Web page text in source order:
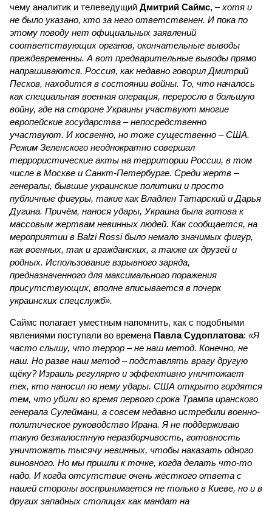
чему аналитик и телеведущий Дмитрий Саймс, –хотя и
не было указано, кто за него ответственен. И пока по
этому поводу нет официальных заявлений
соответствующих органов, окончательные выводы
преждевременны. А вот предварительные выводы прямо
напрашиваются. Россия, как недавно говорил Дмитрий
Песков, находится в состоянии войны. То, что началось
как специальная военная операция, переросло в большую
войну, где на стороне Украины участвуют многие
европейские государства – непосредственно
участвуют. И косвенно, но тоже существенно – США.
Режим Зеленского неоднократно совершал
террористические акты на территории России, в том
числе в Москве и Санкт-Петербурге. Среди жертв –
генералы, бывшие украинские политики и просто
публичные фигуры, такие как Владлен Татарский и Дарья
Дугина. Причём, нанося удары, Украина была готова к
массовым жертвам невинных людей. Как сообщается, на
мероприятии в Balzi Rossi было немало значимых фигур,
как военных, так и гражданских, а также их друзей и
родных. Использование взрывного заряда,
предназначенного для максимального поражения
присутствующих, вполне вписывается в почерк
украинских спецслужб».
Саймс полагает уместным напомнить, как с подобными
явлениями поступали во времена Павла Судоплатова: «Я
часто слышу, что террор – не наш метод. Конечно, не
наш. Но разве наш метод – подставлять врагу другую
щёку? Израиль регулярно и эффективно уничтожает
тех, кто наносил по нему удары. США открыто гордятся
тем, что убили во время первого срока Трампа иранского
генерала Сулеймани, а совсем недавно истребили военно-
политическое руководство Ирана. Я не поддерживаю
такую безжалостную неразборчивость, готовность
уничтожать тысячу невинных, чтобы наказать одного
виновного. Но мы пришли к точке, когда делать что-то
надо. И когда отсутствие очень жёсткого ответа с
нашей стороны воспринимается не только в Киеве, но и в
других западных столицах как мандат на